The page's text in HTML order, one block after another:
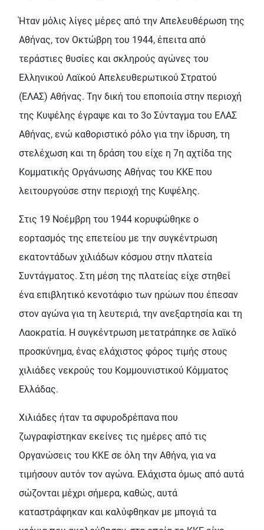
Ήταν μόλις λίγες μέρες από την Απελευθέρωση της
Αθήνας, τον Οκτώβρη του 1944, έπειτα από
τεράστιες θυσίες και σκληρούς αγώνες του
Ελληνικού Λαϊκού Απελευθερωτικού Στρατού
(ΕΛΑΣ) Αθήνας. Την δική του εποποιία στην περιοχή
της Κυψέλης έγραψε και το 3ο Σύνταγμα του ΕΛΑΣ
Αθήνας, ενώ καθοριστικό ρόλο για την ίδρυση, τη
στελέχωση και τη δράση του είχε η 7η αχτίδα της
Κομματικής Οργάνωσης Αθήνας του ΚΚΕ που
λειτουργούσε στην περιοχή της Κυψέλης.
Στις 19 Νοέμβρη του 1944 κορυφώθηκε ο
εορτασμός της επετείου με την συγκέντρωση
εκατοντάδων χιλιάδων κόσμου στην πλατεία
Συντάγματος. Στη μέση της πλατείας είχε στηθεί
ένα επιβλητικό κενοτάφιο των ηρώων που έπεσαν
στον αγώνα για τη λευτεριά, την ανεξαρτησία και τη
Λαοκρατία. Η συγκέντρωση μετατράπηκε σε λαϊκό
προσκύνημα, ένας ελάχιστος φόρος τιμής στους
χιλιάδες νεκρούς του Κομμουνιστικού Κόμματος
Ελλάδας.
Χιλιάδες ήταν τα σφυροδρέπανα που
ζωγραφίστηκαν εκείνες τις ημέρες από τις
Οργανώσεις του ΚΚΕ σε όλη την Αθήνα, για να
τιμήσουν αυτόν τον αγώνα. Ελάχιστα όμως από αυτά
σώζονται μέχρι σήμερα, καθώς, αυτά
καταστράφηκαν και καλύφθηκαν με μπογιά τα